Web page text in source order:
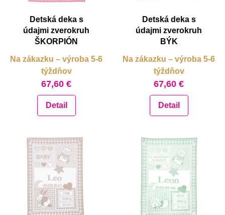
Detská deka s
údajmi zverokruh
ŠKORPIÓN
Na zákazku – výroba 5-6
týždňov
67,60 €
Detail
Detská deka s
údajmi zverokruh
BÝK
Na zákazku – výroba 5-6
týždňov
67,60 €
Detail